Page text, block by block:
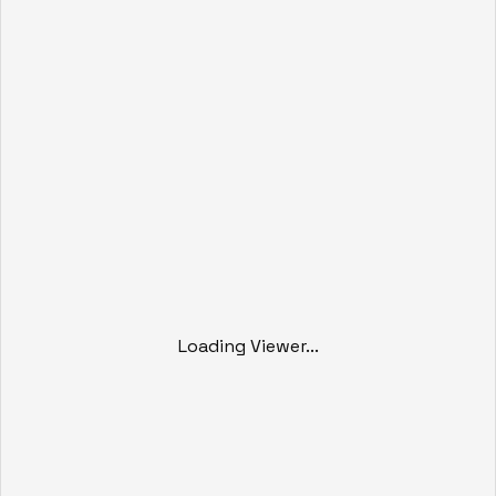
Loading Viewer...